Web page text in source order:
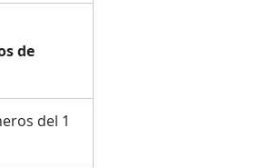
de
del 1